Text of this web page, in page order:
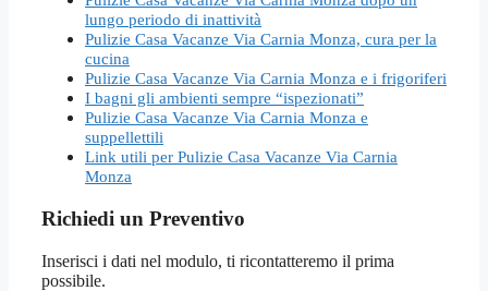
lungo periodo di inattività
Pulizie Casa Vacanze Via Carnia Monza, cura per la
cucina
Pulizie Casa Vacanze Via Carnia Monza e i frigoriferi
I bagni gli ambienti sempre “ispezionati”
Pulizie Casa Vacanze Via Carnia Monza e
suppellettili
Link utili per Pulizie Casa Vacanze Via Carnia
Monza
Richiedi un Preventivo
Inserisci i dati nel modulo, ti ricontatteremo il prima
possibile.